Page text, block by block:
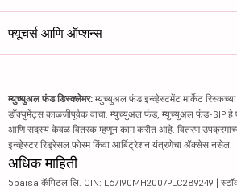
फ्यूचर्स आणि ऑप्शन्स
म्युच्युअल फंड डिस्क्लेमर: म्युच्युअल फंड इन्व्हेस्टमेंट मार्केट
डॉक्युमेंट्स काळजीपूर्वक वाचा. म्युच्युअल फंड, म्युच्युअल फंड-SIP हे
आणि सदस्य केवळ वितरक म्हणून काम करीत आहे. वितरण उपक्रमाच्या
इन्व्हेस्टर रिड्रेसल फोरम किंवा आर्बिट्रेशन यंत्रणेचा ॲक्सेस नसेल.
अधिक माहिती
5paisa कॅपिटल लि. CIN: L67190MH2007PLC289249 |